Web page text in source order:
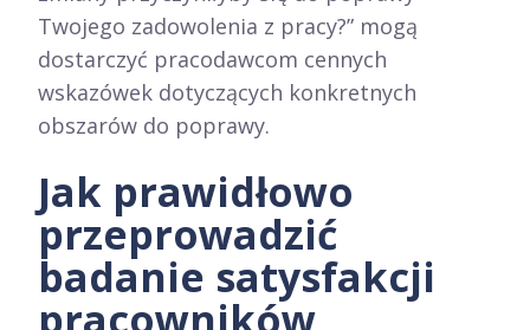
Twojego zadowolenia z pracy?” mogą
dostarczyć pracodawcom cennych
wskazówek dotyczących konkretnych
obszarów do poprawy.
Jak prawidłowo
przeprowadzić
badanie satysfakcji
pracowników